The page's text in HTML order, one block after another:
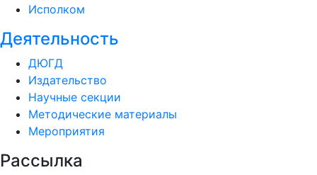
Исполком
Деятельность
ДЮГД
Издательство
Научные секции
Методические материалы
Мероприятия
Рассылка